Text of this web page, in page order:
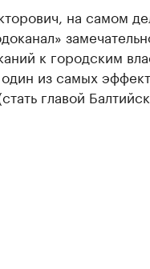
на самом
к городским
из самых
главой